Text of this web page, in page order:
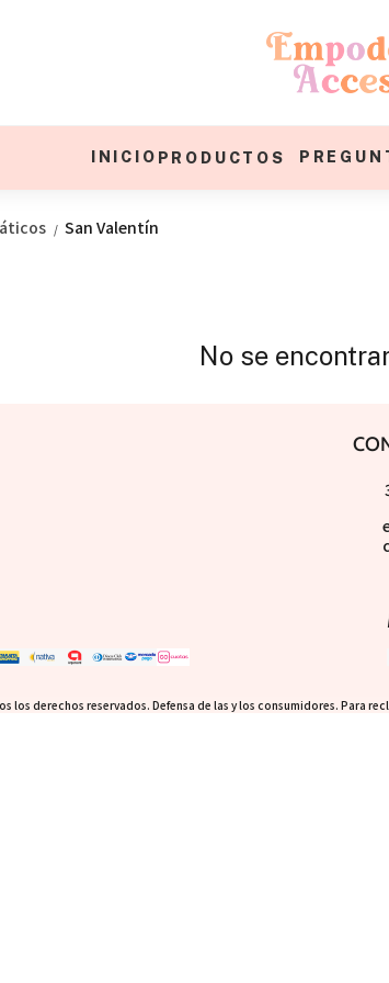
INICIO PRODUCTOS
/ San Valentín
No se
los derechos reservados. Defensa de las y los consumidores. Para